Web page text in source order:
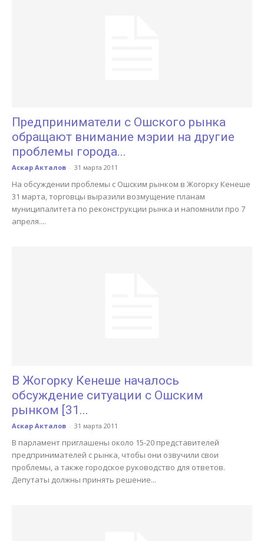
Предприниматели с Ошского рынка
обращают внимание мэрии на другие
проблемы города...
Аскар Акталов - 31 марта 2011
На обсуждении проблемы с Ошским рынком в Жогорку Кенеше
31 марта, торговцы выразили возмущение планам
муниципалитета по реконструкции рынка и напомнили про 7
апреля....
В Жогорку Кенеше началось
обсуждение ситуации с Ошским
рынком [31...
Аскар Акталов - 31 марта 2011
В парламент приглашены около 15-20 представителей
предпринимателей с рынка, чтобы они озвучили свои
проблемы, а также городское руководство для ответов.
Депутаты должны принять решение...